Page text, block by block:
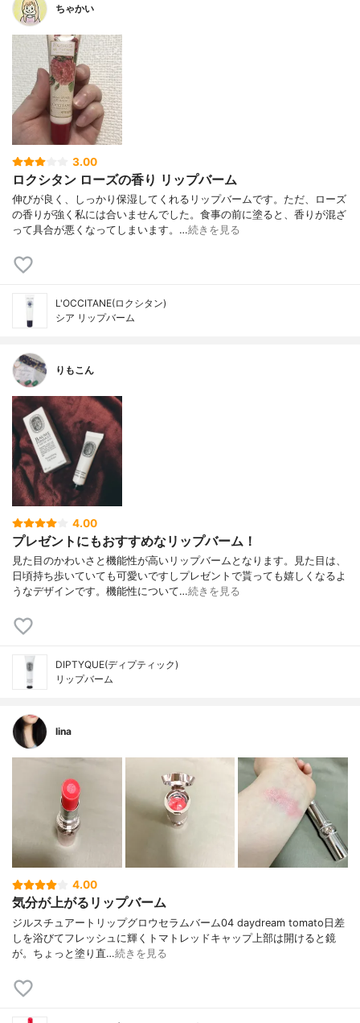
ちゃかい
3.00
ロクシタン ローズの香り リップバーム
伸びが良く、しっかり保湿してくれるリップバームです。ただ、ローズ
の香りが強く私には合いませんでした。食事の前に塗ると、香りが混ざ
って具合が悪くなってしまいます。…続きを見る
L'OCCITANE(ロクシタン)
シア リップバーム
りもこん
4.00
プレゼントにもおすすめなリップバーム！
見た目のかわいさと機能性が高いリップバームとなります。見た目は、
日頃持ち歩いていても可愛いですしプレゼントで貰っても嬉しくなるよ
うなデザインです。機能性について…続きを見る
DIPTYQUE(ディプティック)
リップバーム
lina
4.00
気分が上がるリップバーム
ジルスチュアートリップグロウセラムバーム04 daydream tomato日差
しを浴びてフレッシュに輝くトマトレッドキャップ上部は開けると鏡
が。ちょっと塗り直…続きを見る